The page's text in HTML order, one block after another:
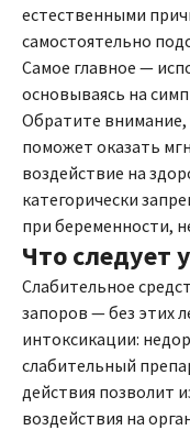
естественными
самостоятельно
Самое главное —
основываясь на
Обратите внимание,
поможет оказать
воздействие на
категорически
при беременности,
Что следует
Слабительное
запоров — без этих
интоксикации:
слабительный
действия позволит
воздействия на